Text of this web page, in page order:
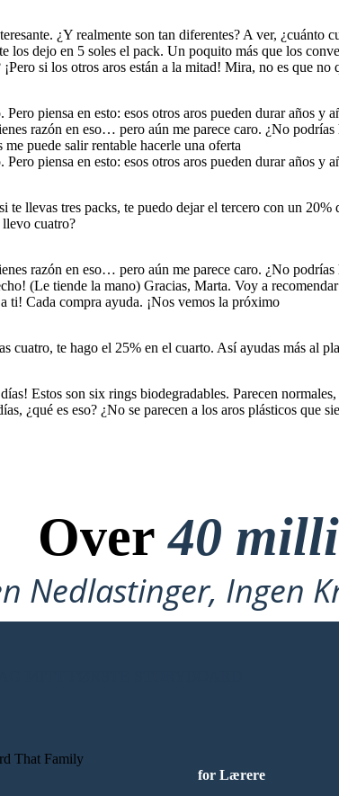
¿Y realmente son tan diferentes? A ver, ¿cuánto
los dejo en 5 soles el pack. Un poquito más que los
¡Pero si los otros aros están a la mitad! Mira, no es que
Pero piensa en esto: esos otros aros pueden durar años y
razón en eso… pero aún me parece caro. ¿No podrías
me puede salir rentable hacerle una oferta
Pero piensa en esto: esos otros aros pueden durar años y
te llevas tres packs, te puedo dejar el tercero con un 20%
llevo cuatro?
razón en eso… pero aún me parece caro. ¿No podrías
(Le tiende la mano) Gracias, Marta. Voy a
a ti! Cada compra ayuda. ¡Nos vemos la próximo
cuatro, te hago el 25% en el cuarto. Así ayudas más al
Estos son six rings biodegradables. Parecen
¿qué es eso? ¿No se parecen a los aros plásticos que
Over40
Nedlastinger, Ingen
for Lærere